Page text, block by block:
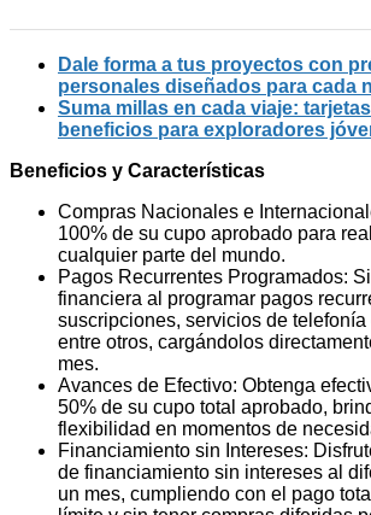
Dale forma a tus proyectos con
personales diseñados para cada
Suma millas en cada viaje:
beneficios para exploradores
Beneficios y Características
Compras Nacionales e
100% de su cupo aprobado para
cualquier parte del mundo.
Pagos Recurrentes Programados:
financiera al programar pagos
suscripciones, servicios de telefonía
entre otros, cargándolos
mes.
Avances de Efectivo: Obtenga
50% de su cupo total aprobado,
flexibilidad en momentos de
Financiamiento sin Intereses:
de financiamiento sin intereses al
un mes, cumpliendo con el pago